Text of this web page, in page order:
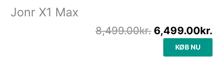
Jonr X1 Max
8,499.00kr. 6,499.00kr.
KØB NU